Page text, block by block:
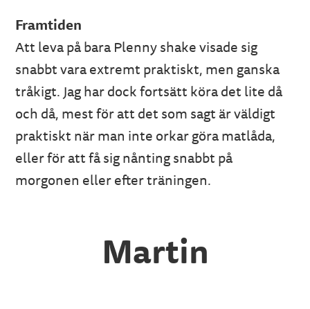
Framtiden
Att leva på bara Plenny shake visade sig
snabbt vara extremt praktiskt, men ganska
tråkigt. Jag har dock fortsätt köra det lite då
och då, mest för att det som sagt är väldigt
praktiskt när man inte orkar göra matlåda,
eller för att få sig nånting snabbt på
morgonen eller efter träningen.
Martin